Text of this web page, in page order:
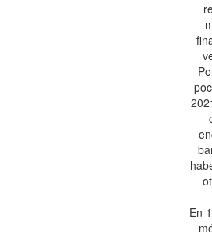
En